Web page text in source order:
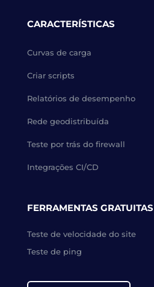
CARACTERÍSTICAS
Curvas de carga
Criar scripts
Relatórios de desempenho
Rede geodistribuída
Teste por trás do firewall
Integrações CI/CD
FERRAMENTAS GRATUITAS
Teste de velocidade do site
Teste de ping